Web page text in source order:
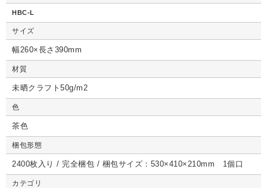
クッション封筒（ネ
コポス最大）※A4
不可
1枚 21.1円～
詳しくみる
【広告入】宅配120
（高さ3段階変更可
詳しくみる
【宅配80サイズ】定
04）
詳しくみる
【広告入
詳し
クッション封筒（ネ
不可
1枚 21.1円～
能）※キャンペーン
クッション封筒（ネ
コポス最大）※A4
不可
1枚 21.1円～
イズ 段ボール箱
番段ボール箱（DA0
イズ 段ボ
HBC-L
サイズ
幅260×長さ390mm
材質
未晒クラフト50g/m2
色
茶色
梱包形態
2400枚入り / 完全梱包 / 梱包サイズ：530×410×210mm 1個口
カテゴリ